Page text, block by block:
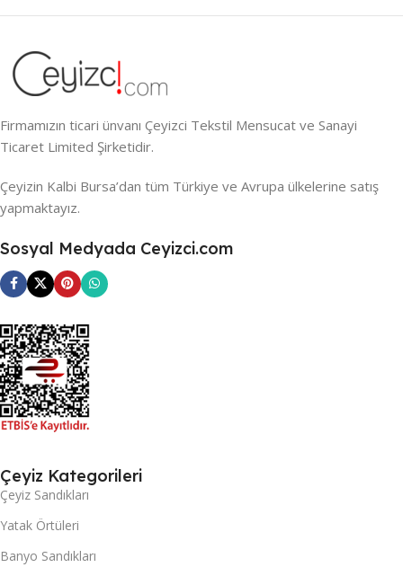
Firmamızın ticari ünvanı Çeyizci Tekstil Mensucat ve Sanayi
Ticaret Limited Şirketidir.
Çeyizin Kalbi Bursa’dan tüm Türkiye ve Avrupa ülkelerine satış
yapmaktayız.
Sosyal Medyada Ceyizci.com
Çeyiz Kategorileri
Çeyiz Sandıkları
Yatak Örtüleri
Banyo Sandıkları